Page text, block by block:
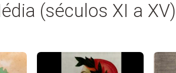
(séculos XI a XV)